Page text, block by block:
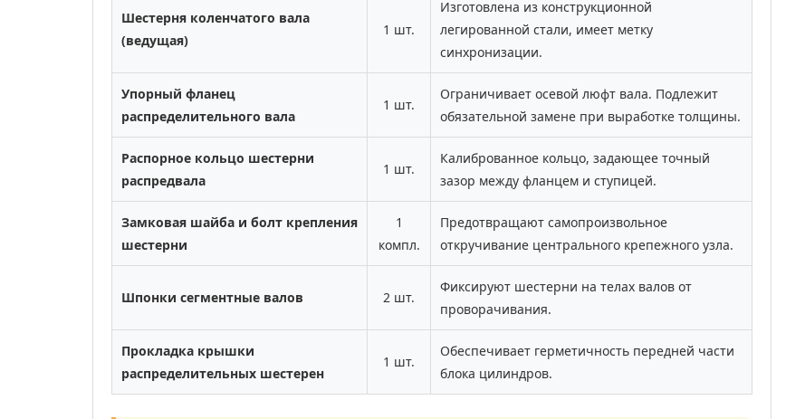
Шестерня коленчатого вала
(ведущая)
1 шт.
Изготовлена из конструкционной
легированной стали, имеет метку
синхронизации.
Упорный фланец
распределительного вала
1 шт.
Ограничивает осевой люфт вала. Подлежит
обязательной замене при выработке толщины.
Распорное кольцо шестерни
распредвала
1 шт.
Калиброванное кольцо, задающее точный
зазор между фланцем и ступицей.
Замковая шайба и болт крепления
шестерни
1
компл.
Предотвращают самопроизвольное
откручивание центрального крепежного узла.
Шпонки сегментные валов 2 шт.
Фиксируют шестерни на телах валов от
проворачивания.
Прокладка крышки
распределительных шестерен
1 шт.
Обеспечивает герметичность передней части
блока цилиндров.